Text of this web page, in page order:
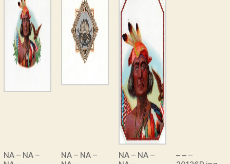
NA – NA –
NA – NA –
NA – NA –
– – –